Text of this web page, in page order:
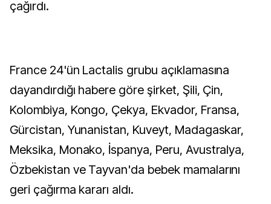
çağırdı.
France 24'ün Lactalis grubu açıklamasına
dayandırdığı habere göre şirket, Şili, Çin,
Kolombiya, Kongo, Çekya, Ekvador, Fransa,
Gürcistan, Yunanistan, Kuveyt, Madagaskar,
Meksika, Monako, İspanya, Peru, Avustralya,
Özbekistan ve Tayvan'da bebek mamalarını
geri çağırma kararı aldı.